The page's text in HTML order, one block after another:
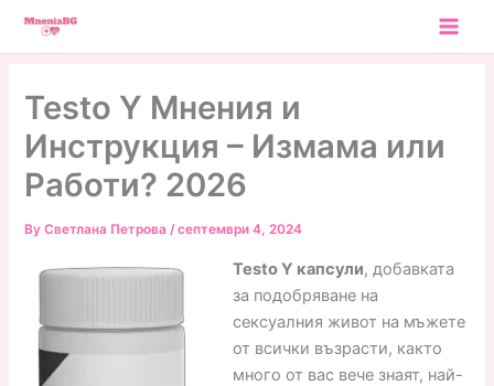
Skip
Testo Y Мнения и
Инструкция – Измама или
Работи? 2026
ByСветлана Петрова/септември 4, 2024
Testo Y капсули, добавката
за подобряване на
сексуалния живот на мъжете
от всички възрасти, както
много от вас вече знаят, най-